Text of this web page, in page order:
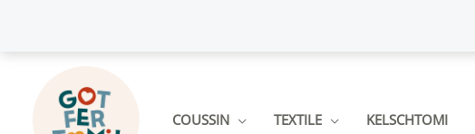
COUSSIN TEXTILE KELSCHTOMI